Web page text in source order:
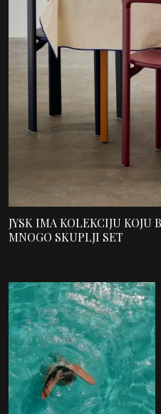
JYSK IMA KOLEKCIJU
MNOGO SKUPLJI SET